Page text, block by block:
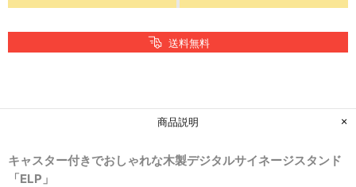
送料無料
商品説明
キャスター付きでおしゃれな木製デジタルサイネージスタンド
「ELP」